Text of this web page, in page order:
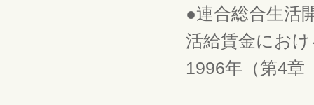
●連合総合生活
活給賃金にお
1996年（第4章